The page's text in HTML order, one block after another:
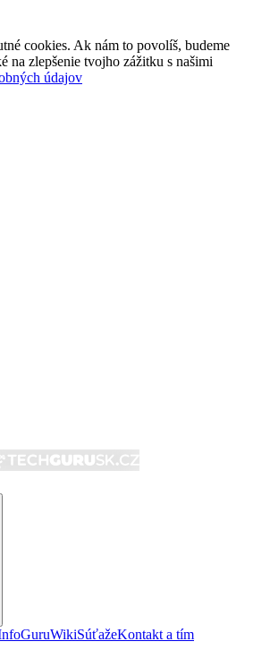
cookies. Ak nám to povolíš, budeme
na zlepšenie tvojho zážitku s našimi
údajov
WikiSúťažeKontakt a tím